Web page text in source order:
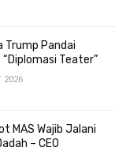
Trump Pandai
“Diplomasi Teater”
2026
MAS Wajib Jalani
– CEO